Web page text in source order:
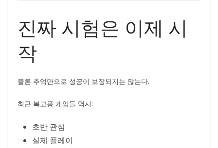
진짜 시험은 이제 시
작
물론 추억만으로 성공이 보장되지는 않는다.
최근 복고풍 게임들 역시:
초반 관심
실제 플레이